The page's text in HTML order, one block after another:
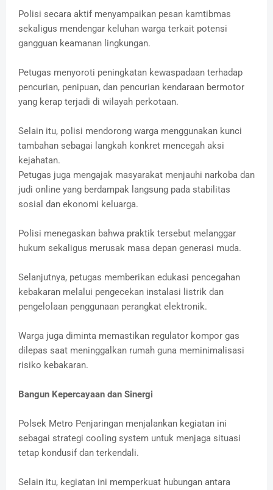
Polisi secara aktif menyampaikan pesan kamtibmas
sekaligus mendengar keluhan warga terkait potensi
gangguan keamanan lingkungan.
Petugas menyoroti peningkatan kewaspadaan terhadap
pencurian, penipuan, dan pencurian kendaraan bermotor
yang kerap terjadi di wilayah perkotaan.
Selain itu, polisi mendorong warga menggunakan kunci
tambahan sebagai langkah konkret mencegah aksi
kejahatan.
Petugas juga mengajak masyarakat menjauhi narkoba dan
judi online yang berdampak langsung pada stabilitas
sosial dan ekonomi keluarga.
Polisi menegaskan bahwa praktik tersebut melanggar
hukum sekaligus merusak masa depan generasi muda.
Selanjutnya, petugas memberikan edukasi pencegahan
kebakaran melalui pengecekan instalasi listrik dan
pengelolaan penggunaan perangkat elektronik.
Warga juga diminta memastikan regulator kompor gas
dilepas saat meninggalkan rumah guna meminimalisasi
risiko kebakaran.
Bangun Kepercayaan dan Sinergi
Polsek Metro Penjaringan menjalankan kegiatan ini
sebagai strategi cooling system untuk menjaga situasi
tetap kondusif dan terkendali.
Selain itu, kegiatan ini memperkuat hubungan antara